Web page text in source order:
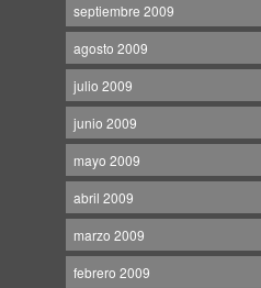
septiembre 2009
agosto 2009
julio 2009
junio 2009
mayo 2009
abril 2009
marzo 2009
febrero 2009